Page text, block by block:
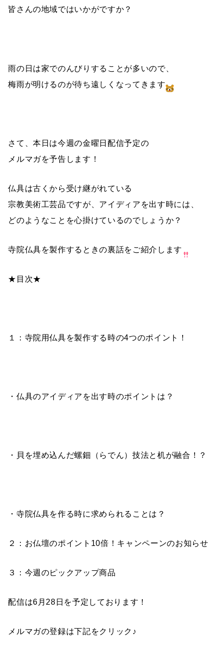
皆さんの地域ではいかがですか？
雨の日は家でのんびりすることが多いので、
梅雨が明けるのが待ち遠しくなってきます
さて、本日は今週の金曜日配信予定の
メルマガを予告します！
仏具は古くから受け継がれている
宗教美術工芸品ですが、アイディアを出す時には、
どのようなことを心掛けているのでしょうか？
寺院仏具を製作するときの裏話をご紹介します
★目次★
１：寺院用仏具を製作する時の4つのポイント！
・仏具のアイディアを出す時のポイントは？
・貝を埋め込んだ螺鈿（らでん）技法と机が融合！？
・寺院仏具を作る時に求められることは？
２：お仏壇のポイント10倍！キャンペーンのお知らせ
３：今週のピックアップ商品
配信は6月28日を予定しております！
メルマガの登録は下記をクリック♪